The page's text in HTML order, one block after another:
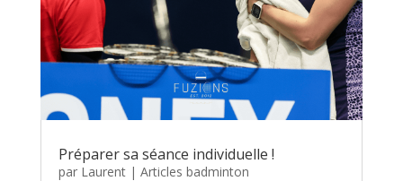
Préparer sa séance individuelle !
par Laurent| Articles badminton